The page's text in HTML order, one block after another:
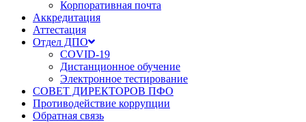
Корпоративная почта
Аккредитация
Аттестация
Отдел ДПО
COVID-19
Дистанционное обучение
Электронное тестирование
СОВЕТ ДИРЕКТОРОВ ПФО
Противодействие коррупции
Обратная связь